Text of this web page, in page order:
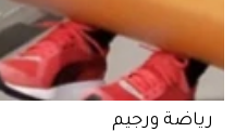
رياضة ورجيم